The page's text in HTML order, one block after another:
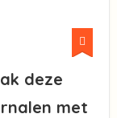
deze
met